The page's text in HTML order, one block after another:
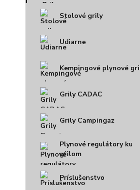
Stolové grily
Udiarne
Kempingové plynové
Grily CADAC
Grily Campingaz
Plynové regulátory ku
grilom
Príslušenstvo